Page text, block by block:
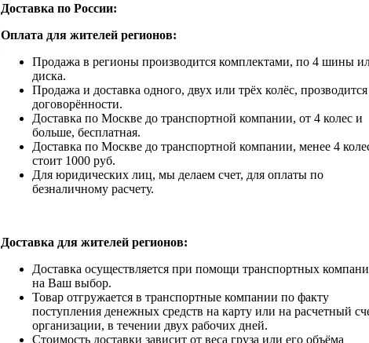
Доставка по России:
Оплата для жителей регионов:
Продажа в регионы производится комплектами, по 4 шины
диска.
Продажа и доставка одного, двух или трёх колёс,
договорённости.
Доставка по Москве до транспортной компании, от 4 колес и
больше, бесплатная.
Доставка по Москве до транспортной компании, менее 4
стоит 1000 руб.
Для юридических лиц, мы делаем счет, для оплаты по
безналичному расчету.
Доставка для жителей регионов:
Доставка осуществляется при помощи транспортных
на Ваш выбор.
Товар отгружается в транспортные компании по факту
поступления денежных средств на карту или на расчетный
организации, в течении двух рабочих дней.
Стоимость доставки зависит от веса груза или его объёма